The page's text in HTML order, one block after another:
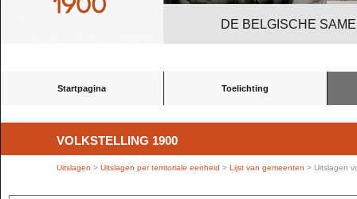
DE BELGISCHE
Startpagina Toelichting
VOLKSTELLING 1900
Uitslagen > Uitslagen per territoriale eenheid > Lijst van gemeenten > Uitslagen